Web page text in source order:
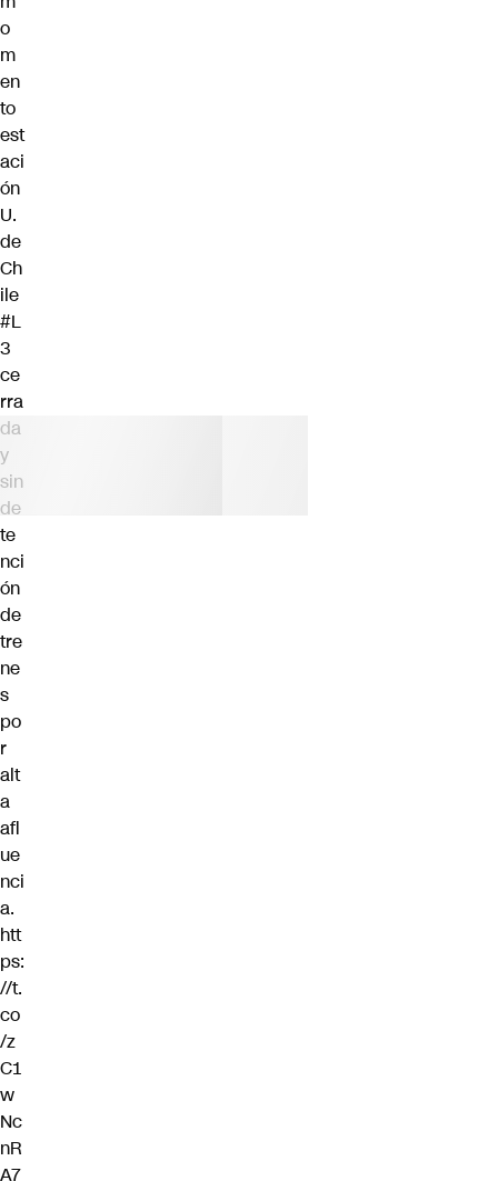
o
m
en
to
est
aci
ón
U.
de
Ch
ile
#L
3
ce
rra
da
y
sin
de
te
nci
ón
de
tre
ne
s
po
r
alt
a
afl
ue
nci
a.
htt
ps:
//t.
co
/z
C1
w
Nc
nR
A7